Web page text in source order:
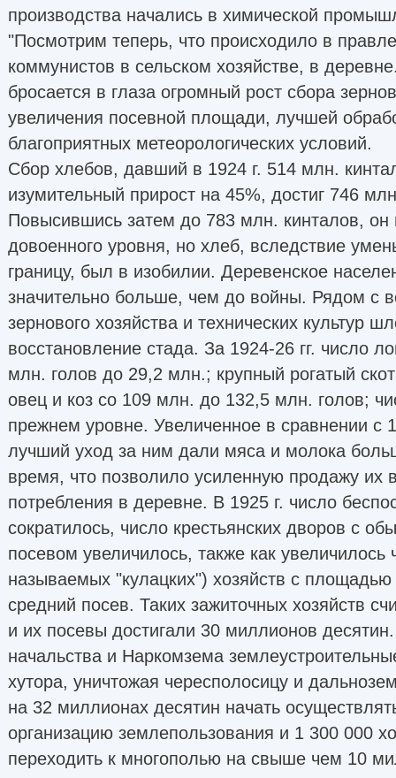
производства начались в химической
"Посмотрим теперь, что происходило в
коммунистов в сельском хозяйстве, в
бросается в глаза огромный рост сбора
увеличения посевной площади, лучшей
благоприятных метеорологических условий.
Сбор хлебов, давший в 1924 г. 514 млн.
изумительный прирост на 45%, достиг 746
Повысившись затем до 783 млн. кинталов, он
довоенного уровня, но хлеб, вследствие
границу, был в изобилии. Деревенское
значительно больше, чем до войны. Рядом с
зернового хозяйства и технических культур
восстановление стада. За 1924-26 гг. число
млн. голов до 29,2 млн.; крупный рогатый
овец и коз со 109 млн. до 132,5 млн. голов;
прежнем уровне. Увеличенное в сравнении с
лучший уход за ним дали мяса и молока
время, что позволило усиленную продажу их
потребления в деревне. В 1925 г. число
сократилось, число крестьянских дворов с
посевом увеличилось, также как увеличилось
называемых "кулацких") хозяйств с
средний посев. Таких зажиточных хозяйств
и их посевы достигали 30 миллионов
начальства и Наркомзема
хутора, уничтожая чересполосицу и
на 32 миллионах десятин начать
организацию землепользования и 1 300 000
переходить к многополью на свыше чем 10